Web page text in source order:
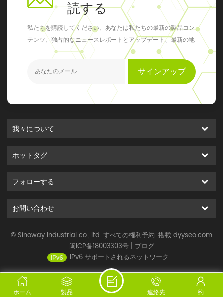
読する
私たちを購読してください、あなたは私たちの最新の製品コン
テンツ、独占的なニュースレポートとアップデート、最新の地
元のイベントを得ることができます
サインアップ
我々について
ホットタグ
フォローする
お問い合わせ
© Sinoway Industrial co., ltd. すべての権利予約. 搭載dyyseo.com
闽ICP备18003303号| ブログ
IPv6 サポートされるネットワーク
ホーム 製品 約
連絡先